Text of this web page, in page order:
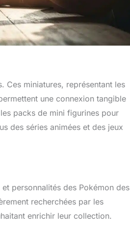
miniatures, représentant les
une connexion tangible
packs de mini figurines pour
des séries animées et des jeux
personnalités des Pokémon des
recherchées par les
enrichir leur collection.